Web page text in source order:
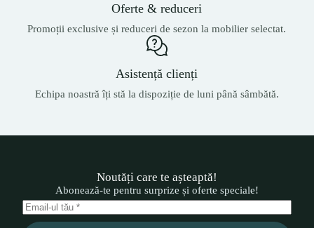
Oferte & reduceri
Promoții exclusive și reduceri de sezon la mobilier selectat.
Asistență clienți
Echipa noastră îți stă la dispoziție de luni până sâmbătă.
Noutăți care te așteaptă!
Abonează-te pentru surprize și oferte speciale!